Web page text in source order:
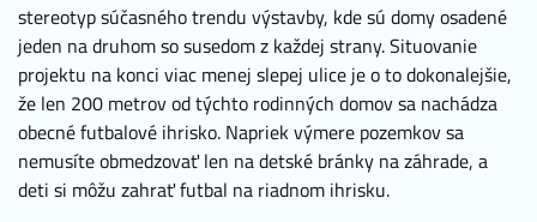
stereotyp súčasného trendu výstavby, kde sú domy osadené
jeden na druhom so susedom z každej strany. Situovanie
projektu na konci viac menej slepej ulice je o to dokonalejšie,
že len 200 metrov od týchto rodinných domov sa nachádza
obecné futbalové ihrisko. Napriek výmere pozemkov sa
nemusíte obmedzovať len na detské bránky na záhrade, a
deti si môžu zahrať futbal na riadnom ihrisku.